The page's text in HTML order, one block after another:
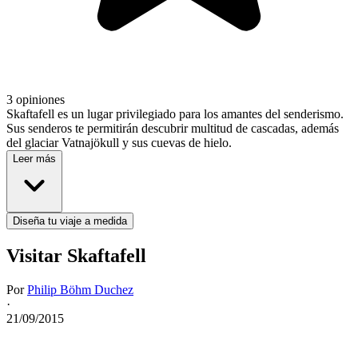
3 opiniones
Skaftafell es un lugar privilegiado para los amantes del senderismo.
Sus senderos te permitirán descubrir multitud de cascadas, además
del glaciar Vatnajökull y sus cuevas de hielo.
Leer más
Diseña tu viaje a medida
Visitar Skaftafell
PorPhilip Böhm Duchez
·
21/09/2015